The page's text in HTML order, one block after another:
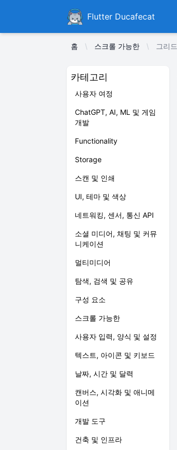
DucafecatFlutter Ducafecat
홈 스크롤 가능한 그리드
카테고리
사용자 여정
ChatGPT, AI, ML 및 게임
개발
Functionality
Storage
스캔 및 인쇄
UI, 테마 및 색상
네트워킹, 센서, 통신 API
소셜 미디어, 채팅 및 커뮤
니케이션
멀티미디어
탐색, 검색 및 공유
구성 요소
스크롤 가능한
사용자 입력, 양식 및 설정
텍스트, 아이콘 및 키보드
날짜, 시간 및 달력
캔버스, 시각화 및 애니메
이션
개발 도구
건축 및 인프라